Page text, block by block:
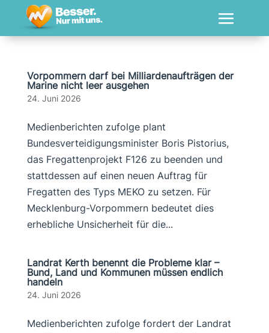
Vorpommern darf bei Milliardenaufträgen der
Marine nicht leer ausgehen
24. Juni 2026
Medienberichten zufolge plant
Bundesverteidigungsminister Boris Pistorius,
das Fregattenprojekt F126 zu beenden und
stattdessen auf einen neuen Auftrag für
Fregatten des Typs MEKO zu setzen. Für
Mecklenburg-Vorpommern bedeutet dies
erhebliche Unsicherheit für die...
Landrat Kerth benennt die Probleme klar –
Bund, Land und Kommunen müssen endlich
handeln
24. Juni 2026
Medienberichten zufolge fordert der Landrat